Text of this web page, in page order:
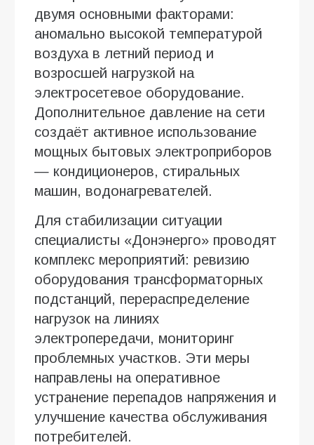
двумя основными факторами:
аномально высокой температурой
воздуха в летний период и
возросшей нагрузкой на
электросетевое оборудование.
Дополнительное давление на сети
создаёт активное использование
мощных бытовых электроприборов
— кондиционеров, стиральных
машин, водонагревателей.
Для стабилизации ситуации
специалисты «Донэнерго» проводят
комплекс мероприятий: ревизию
оборудования трансформаторных
подстанций, перераспределение
нагрузок на линиях
электропередачи, мониторинг
проблемных участков. Эти меры
направлены на оперативное
устранение перепадов напряжения и
улучшение качества обслуживания
потребителей.